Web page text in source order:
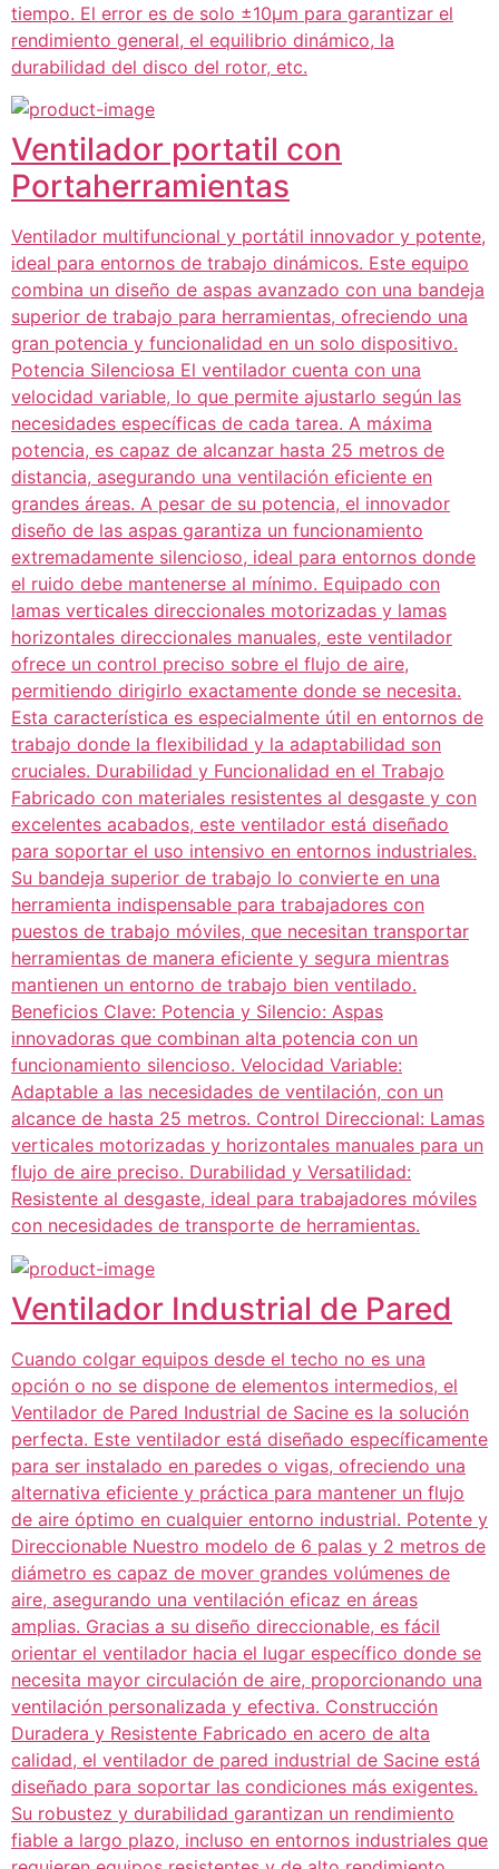
tiempo. El error es de solo ±10μm para garantizar el
rendimiento general, el equilibrio dinámico, la
durabilidad del disco del rotor, etc.
Ventilador portatil con
Portaherramientas
Ventilador multifuncional y portátil innovador y potente,
ideal para entornos de trabajo dinámicos. Este equipo
combina un diseño de aspas avanzado con una bandeja
superior de trabajo para herramientas, ofreciendo una
gran potencia y funcionalidad en un solo dispositivo.
Potencia Silenciosa El ventilador cuenta con una
velocidad variable, lo que permite ajustarlo según las
necesidades específicas de cada tarea. A máxima
potencia, es capaz de alcanzar hasta 25 metros de
distancia, asegurando una ventilación eficiente en
grandes áreas. A pesar de su potencia, el innovador
diseño de las aspas garantiza un funcionamiento
extremadamente silencioso, ideal para entornos donde
el ruido debe mantenerse al mínimo. Equipado con
lamas verticales direccionales motorizadas y lamas
horizontales direccionales manuales, este ventilador
ofrece un control preciso sobre el flujo de aire,
permitiendo dirigirlo exactamente donde se necesita.
Esta característica es especialmente útil en entornos de
trabajo donde la flexibilidad y la adaptabilidad son
cruciales. Durabilidad y Funcionalidad en el Trabajo
Fabricado con materiales resistentes al desgaste y con
excelentes acabados, este ventilador está diseñado
para soportar el uso intensivo en entornos industriales.
Su bandeja superior de trabajo lo convierte en una
herramienta indispensable para trabajadores con
puestos de trabajo móviles, que necesitan transportar
herramientas de manera eficiente y segura mientras
mantienen un entorno de trabajo bien ventilado.
Beneficios Clave: Potencia y Silencio: Aspas
innovadoras que combinan alta potencia con un
funcionamiento silencioso. Velocidad Variable:
Adaptable a las necesidades de ventilación, con un
alcance de hasta 25 metros. Control Direccional: Lamas
verticales motorizadas y horizontales manuales para un
flujo de aire preciso. Durabilidad y Versatilidad:
Resistente al desgaste, ideal para trabajadores móviles
con necesidades de transporte de herramientas.
Ventilador Industrial de Pared
Cuando colgar equipos desde el techo no es una
opción o no se dispone de elementos intermedios, el
Ventilador de Pared Industrial de Sacine es la solución
perfecta. Este ventilador está diseñado específicamente
para ser instalado en paredes o vigas, ofreciendo una
alternativa eficiente y práctica para mantener un flujo
de aire óptimo en cualquier entorno industrial. Potente y
Direccionable Nuestro modelo de 6 palas y 2 metros de
diámetro es capaz de mover grandes volúmenes de
aire, asegurando una ventilación eficaz en áreas
amplias. Gracias a su diseño direccionable, es fácil
orientar el ventilador hacia el lugar específico donde se
necesita mayor circulación de aire, proporcionando una
ventilación personalizada y efectiva. Construcción
Duradera y Resistente Fabricado en acero de alta
calidad, el ventilador de pared industrial de Sacine está
diseñado para soportar las condiciones más exigentes.
Su robustez y durabilidad garantizan un rendimiento
fiable a largo plazo, incluso en entornos industriales que